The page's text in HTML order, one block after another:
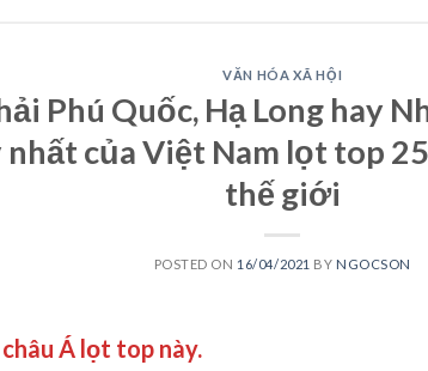
VĂN HÓA XÃ HỘI
Phú Quốc, Hạ Long hay
của Việt Nam lọt top
thế giới
POSTED ON 16/04/2021 BY NGOCSON
Á lọt top này.